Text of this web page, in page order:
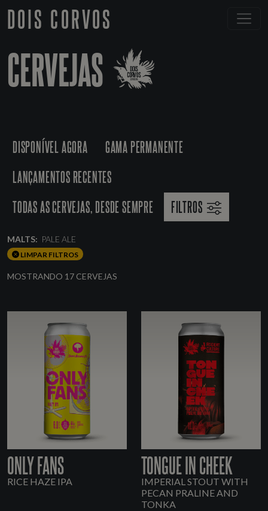
DOIS CORVOS
CERVEJAS
DISPONÍVEL AGORA
GAMA PERMANENTE
LANÇAMENTOS RECENTES
TODAS AS CERVEJAS, DESDE SEMPRE
FILTROS
MALTS: PALE ALE
LIMPAR FILTROS
MOSTRANDO 17 CERVEJAS
ONLY FANS
RICE HAZE IPA
TONGUE IN CHEEK
IMPERIAL STOUT WITH
PECAN PRALINE AND
TONKA